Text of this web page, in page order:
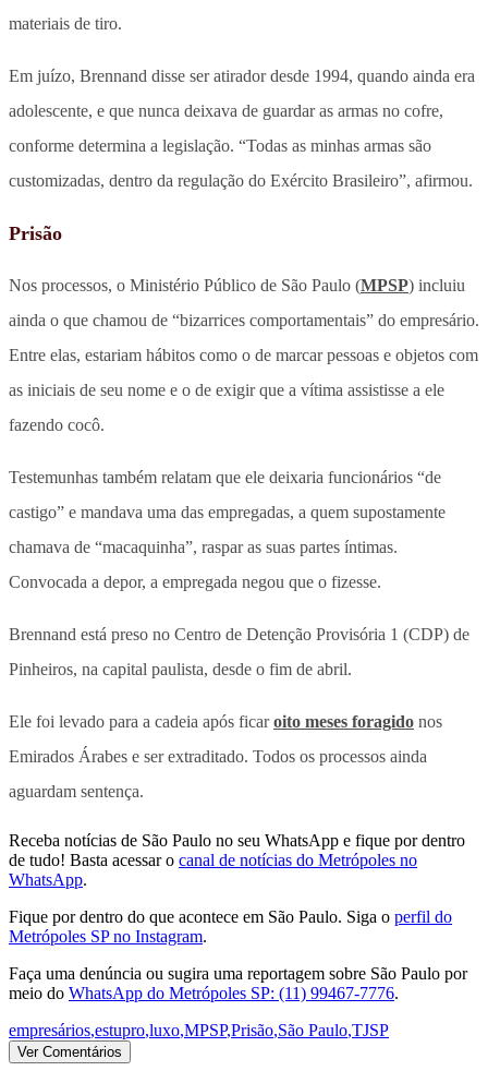
materiais de tiro.
Em juízo, Brennand disse ser atirador desde 1994, quando ainda era
adolescente, e que nunca deixava de guardar as armas no cofre,
conforme determina a legislação. “Todas as minhas armas são
customizadas, dentro da regulação do Exército Brasileiro”, afirmou.
Prisão
Nos processos, o Ministério Público de São Paulo (MPSP) incluiu
ainda o que chamou de “bizarrices comportamentais” do empresário.
Entre elas, estariam hábitos como o de marcar pessoas e objetos com
as iniciais de seu nome e o de exigir que a vítima assistisse a ele
fazendo cocô.
Testemunhas também relatam que ele deixaria funcionários “de
castigo” e mandava uma das empregadas, a quem supostamente
chamava de “macaquinha”, raspar as suas partes íntimas.
Convocada a depor, a empregada negou que o fizesse.
Brennand está preso no Centro de Detenção Provisória 1 (CDP) de
Pinheiros, na capital paulista, desde o fim de abril.
Ele foi levado para a cadeia após ficaroito meses foragido nos
Emirados Árabes e ser extraditado. Todos os processos ainda
aguardam sentença.
Receba notícias de São Paulo no seu WhatsApp e fique por dentro
de tudo! Basta acessar o canal de notícias do Metrópoles no
WhatsApp.
Fique por dentro do que acontece em São Paulo. Siga o perfil do
Metrópoles SP no Instagram.
Faça uma denúncia ou sugira uma reportagem sobre São Paulo por
meio do WhatsApp do Metrópoles SP: (11) 99467-7776.
empresários,estupro,luxo,MPSP,Prisão,São Paulo,TJSP
Ver Comentários